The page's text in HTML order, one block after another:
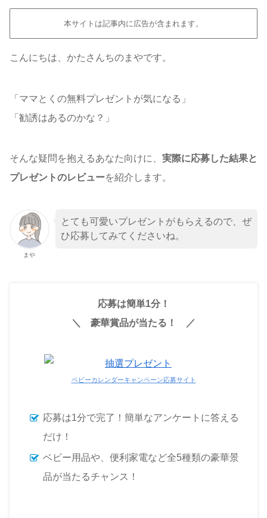
本サイトは記事内に広告が含まれます。
こんにちは、かたさんちのまやです。
「ママとくの無料プレゼントが気になる」
「勧誘はあるのかな？」
そんな疑問を抱えるあなた向けに、 実際に応募した結果と
プレゼントのレビューを紹介します。
まや
とても可愛いプレゼントがもらえるので、ぜ
ひ応募してみてくださいね。
応募は簡単1分！
＼ 豪華賞品が当たる！ ／
ベビーカレンダーキャンペーン応募サイト
応募は1分で完了！簡単なアンケートに答える
だけ！
ベビー用品や、便利家電など全5種類の豪華景
品が当たるチャンス！